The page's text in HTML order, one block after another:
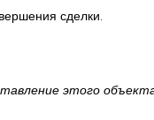
сделки.
этого